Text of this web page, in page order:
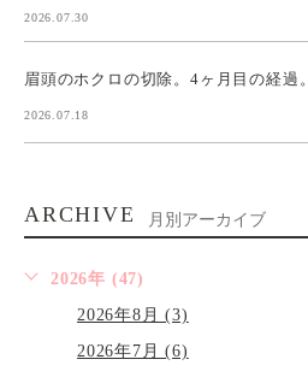
2026.07.30
眉頭のホクロの切除。4ヶ月目の経過。
2026.07.18
ARCHIVE 月別アーカイブ
2026年 (47)
2026年8月 (3)
2026年7月 (6)